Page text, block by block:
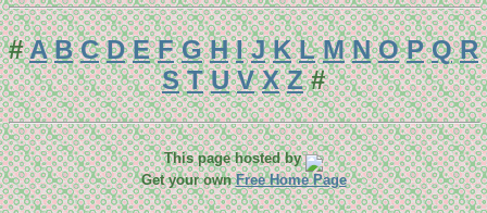
#A B C D E F G H I J K L M N O P Q R
S T U V X Z#
This page hosted by
Get your ownFree Home Page